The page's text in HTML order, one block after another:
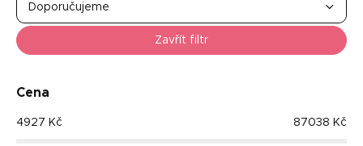
z
e
n
p
o
Doporučujeme
Nejprodávanější
Abecedně
Zavřít filtr
Cena
4927 Kč 87038 Kč